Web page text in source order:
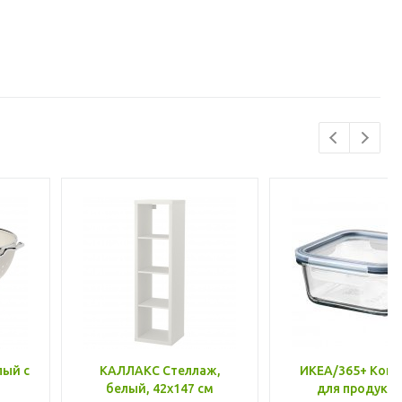
с
КАЛЛАКС Стеллаж,
белый, 42x147 см
ИКЕА/365+
для